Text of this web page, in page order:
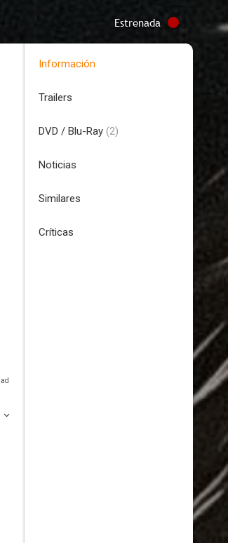
Estrenada
Información
Trailers
DVD / Blu-Ray (2)
Noticias
Similares
Críticas